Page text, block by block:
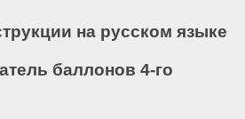
на русском языке
баллонов 4-го